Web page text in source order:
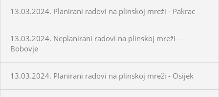
13.03.2024. Planirani radovi na plinskoj mreži - Pakrac
13.03.2024. Neplanirani radovi na plinskoj mreži -
Bobovje
13.03.2024. Planirani radovi na plinskoj mreži - Osijek